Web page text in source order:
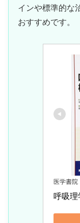
インや標準的な
おすすめです。
医学書院
呼吸